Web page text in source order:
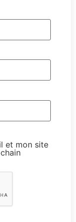
et mon site